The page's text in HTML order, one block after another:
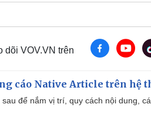
dõi VOV.VN trên
cáo Native Article trên hệ
để nắm vị trí, quy cách nội dung,